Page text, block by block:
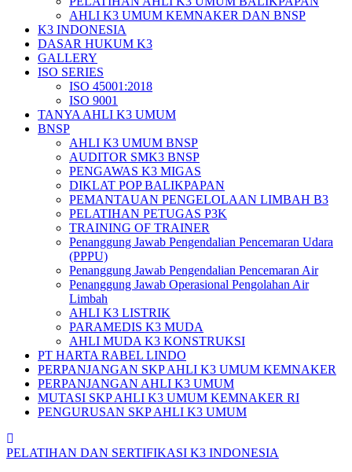
AHLI K3 UMUM KEMNAKER DAN BNSP
K3 INDONESIA
DASAR HUKUM K3
GALLERY
ISO SERIES
ISO 45001:2018
ISO 9001
TANYA AHLI K3 UMUM
BNSP
AHLI K3 UMUM BNSP
AUDITOR SMK3 BNSP
PENGAWAS K3 MIGAS
DIKLAT POP BALIKPAPAN
PEMANTAUAN PENGELOLAAN LIMBAH B3
PELATIHAN PETUGAS P3K
TRAINING OF TRAINER
Penanggung Jawab Pengendalian Pencemaran Udara
(PPPU)
Penanggung Jawab Pengendalian Pencemaran Air
Penanggung Jawab Operasional Pengolahan Air
Limbah
AHLI K3 LISTRIK
PARAMEDIS K3 MUDA
AHLI MUDA K3 KONSTRUKSI
PT HARTA RABEL LINDO
PERPANJANGAN SKP AHLI K3 UMUM KEMNAKER
PERPANJANGAN AHLI K3 UMUM
MUTASI SKP AHLI K3 UMUM KEMNAKER RI
PENGURUSAN SKP AHLI K3 UMUM
PELATIHAN DAN SERTIFIKASI K3 INDONESIA